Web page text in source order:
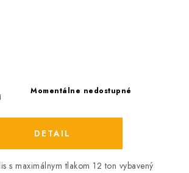
Momentálne nedostupné
DETAIL
s maximálnym tlakom 12 ton vybavený